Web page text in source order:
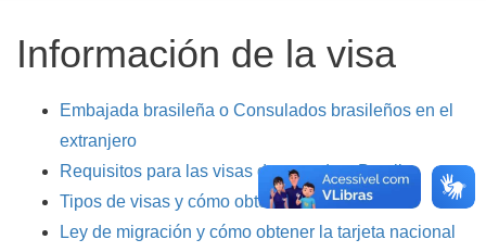
Información de la visa
Embajada brasileña o Consulados brasileños en el
extranjero
Requisitos para las visas de entrada a Brasil
Tipos de visas y cómo obtenerlas
Ley de migración y cómo obtener la tarjeta nacional